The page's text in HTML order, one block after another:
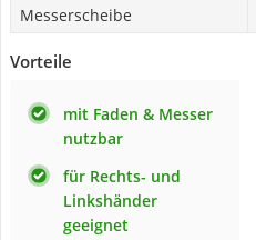
Messerscheibe
Vorteile
mit Faden & Messer
nutzbar
für Rechts- und
Linkshänder
geeignet